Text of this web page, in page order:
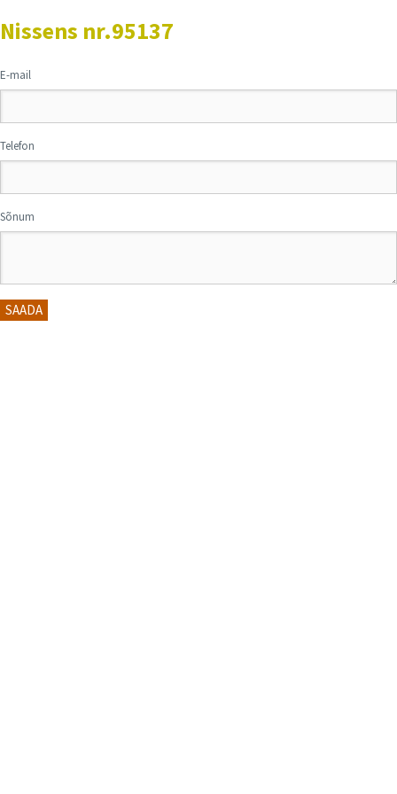
Nissens nr.95137
E-mail
Telefon
Sõnum
SAADA